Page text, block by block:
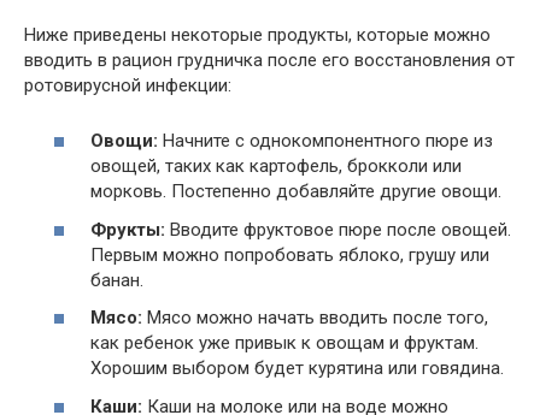
Ниже приведены некоторые продукты, которые можно
вводить в рацион грудничка после его восстановления от
ротовирусной инфекции:
Овощи: Начните с однокомпонентного пюре из
овощей, таких как картофель, брокколи или
морковь. Постепенно добавляйте другие овощи.
Фрукты: Вводите фруктовое пюре после овощей.
Первым можно попробовать яблоко, грушу или
банан.
Мясо: Мясо можно начать вводить после того,
как ребенок уже привык к овощам и фруктам.
Хорошим выбором будет курятина или говядина.
Каши: Каши на молоке или на воде можно